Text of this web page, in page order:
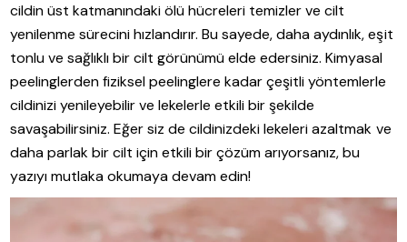
cildin üst katmanındaki ölü hücreleri temizler ve cilt
yenilenme sürecini hızlandırır. Bu sayede, daha aydınlık, eşit
tonlu ve sağlıklı bir cilt görünümü elde edersiniz. Kimyasal
peelinglerden fiziksel peelinglere kadar çeşitli yöntemlerle
cildinizi yenileyebilir ve lekelerle etkili bir şekilde
savaşabilirsiniz. Eğer siz de cildinizdeki lekeleri azaltmak ve
daha parlak bir cilt için etkili bir çözüm arıyorsanız, bu
yazıyı mutlaka okumaya devam edin!